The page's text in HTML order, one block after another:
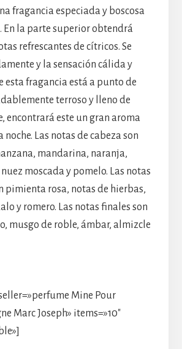
fragancia especiada y boscosa
En la parte superior obtendrá
refrescantes de cítricos. Se
y la sensación cálida y
esta fragancia está a punto de
terroso y lleno de
encontrará este un gran aroma
noche. Las notas de cabeza son
mandarina, naranja,
moscada y pomelo. Las notas
pimienta rosa, notas de hierbas,
y romero. Las notas finales son
musgo de roble, ámbar, almizcle
Mine Pour
Marc Joseph» items=»10″